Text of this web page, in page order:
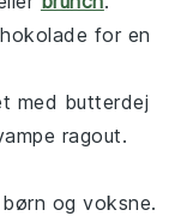
for en
med butterdej
ragout.
og voksne.